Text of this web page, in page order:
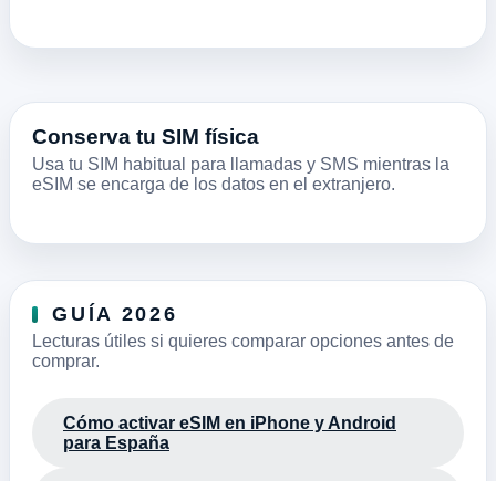
Conserva tu SIM física
Usa tu SIM habitual para llamadas y SMS mientras la
eSIM se encarga de los datos en el extranjero.
GUÍA 2026
Lecturas útiles si quieres comparar opciones antes de
comprar.
Cómo activar eSIM en iPhone y Android
para España